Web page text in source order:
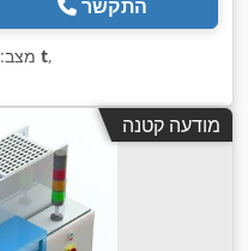
התקשר
מצב: 15 t,
מודעה קטנה